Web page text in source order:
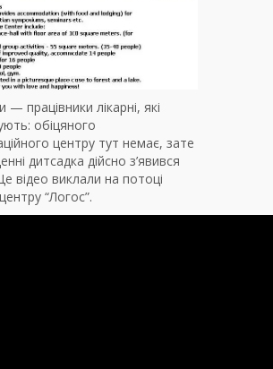
— працівники лікарні, які
обіцяного
центру тут немає, зате
дитсадка дійсно з’явився
відео виклали на потоці
“Логос”.